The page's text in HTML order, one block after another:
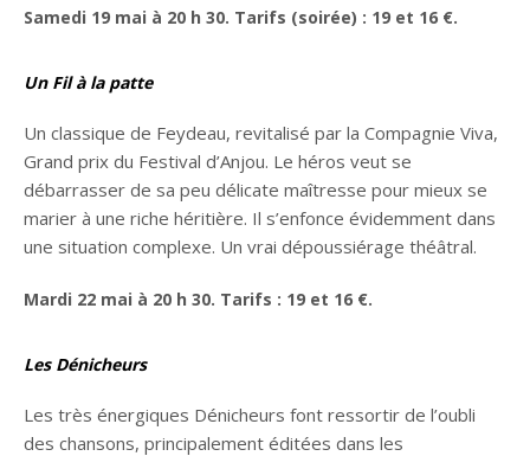
Samedi 19 mai à 20 h 30. Tarifs (soirée) : 19 et 16 €.
Un Fil à la patte
Un classique de Feydeau, revitalisé par la Compagnie Viva,
Grand prix du Festival d’Anjou. Le héros veut se
débarrasser de sa peu délicate maîtresse pour mieux se
marier à une riche héritière. Il s’enfonce évidemment dans
une situation complexe. Un vrai dépoussiérage théâtral.
Mardi 22 mai à 20 h 30. Tarifs : 19 et 16 €.
Les Dénicheurs
Les très énergiques Dénicheurs font ressortir de l’oubli
des chansons, principalement éditées dans les